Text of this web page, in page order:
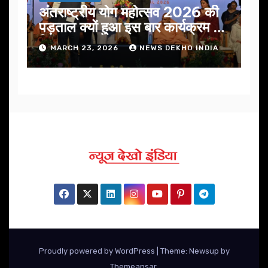
अंतराष्ट्रीय योग महोत्सव 2026 की
पड़ताल क्यों हुआ इस बार कार्यक्रम में
निखार
MARCH 23, 2026 NEWS DEKHO INDIA
Proudly powered by WordPress
Theme: Newsup by